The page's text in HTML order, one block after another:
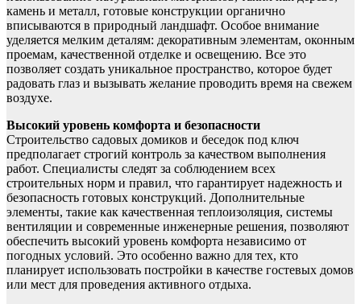
камень и металл, готовые конструкции органично
вписываются в природный ландшафт. Особое внимание
уделяется мелким деталям: декоративным элементам, оконным
проемам, качественной отделке и освещению. Все это
позволяет создать уникальное пространство, которое будет
радовать глаз и вызывать желание проводить время на свежем
воздухе.
Высокий уровень комфорта и безопасности
Строительство садовых домиков и беседок под ключ
предполагает строгий контроль за качеством выполнения
работ. Специалисты следят за соблюдением всех
строительных норм и правил, что гарантирует надежность и
безопасность готовых конструкций. Дополнительные
элементы, такие как качественная теплоизоляция, системы
вентиляции и современные инженерные решения, позволяют
обеспечить высокий уровень комфорта независимо от
погодных условий. Это особенно важно для тех, кто
планирует использовать постройки в качестве гостевых домов
или мест для проведения активного отдыха.